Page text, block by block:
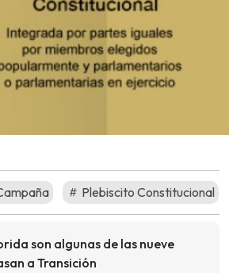
Plebiscito Constitucional
son algunas de las nueve
a Transición